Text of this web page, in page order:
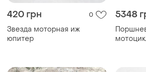
420 грн 0
Звезда моторная иж
юпитер
5348